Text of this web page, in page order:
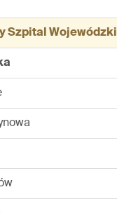
Szpital Wojewódzki